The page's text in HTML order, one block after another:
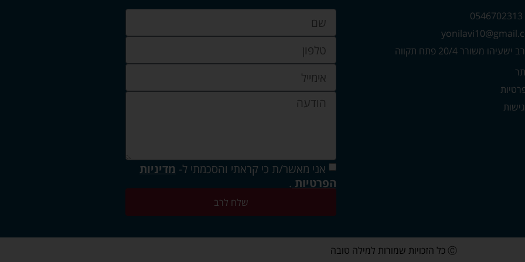
משורר 20/4 פתח תקווה
אני מאשר/ת כי קראתי והסכמתי ל- מדיניות
הפרטיות .
שלח לרב
Ⓒ כל הזכויות שמורות למילה טובה